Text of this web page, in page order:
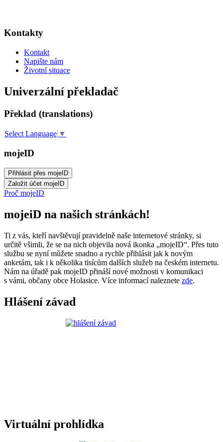
Kontakty
Kontakt
Napište nám
Životní situace
Univerzální překladač
Překlad (translations)
Select Language ▼
mojeID
Proč mojeID
mojeiD na našich stránkách!
Ti z vás, kteří navštěvují pravidelně naše internetové stránky, si
určitě všimli, že se na nich objevila nová ikonka „mojeID“. Přes tuto
službu se nyní můžete snadno a rychle přihlásit jak k novým
anketám, tak i k několika tisícům dalších služeb na českém internetu.
Nám na úřadě pak mojeID přináší nové možnosti v komunikaci
s vámi, občany obce Holasice. Více informací naleznete zde.
Hlášení závad
Virtuální prohlídka